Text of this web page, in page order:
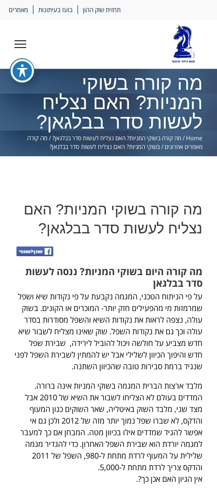
תחזית שוק ההון בועז בעיתונות מאמרים
מה קורה בשוקי
המניות? האם נצליח
לעשות סדר בבלגאן?
Home
/מה קורה בשוקי המניות? האם נצליח לעשות סדר בבלגאן?/
מאמרים אחרונים /
מה קורה
בשוקי המניות? האם נצליח לעשות סדר בבלגאן?
מה קורה בשוקי המניות? האם
נצליח לעשות סדר בבלגאן?
מה קורה היום בשוקי המניות? ננסה לעשות
סדר בבלגאן
על פי הניתוח הטכני, המגמה נקבעת על פי נקודות שיא ושפל
שמרמזות מי מהפעילים חזק יותר- המוכרים או הקונים. בשוק
עולה, נצפה לראות את נקודות השיא והשפל מסודרות בסדר
עולה וכך גם את נקודות השפל. שוק שאינו מצליח לשבור שיא
חדש מצביע על חולשה ויכול להוביל לירידה, שבירת שפל
חדש והיפוך הכיוון לשלילי אבל יש להמתין לשבירת השפל לפני
שנגיד ברמת סבירות טובה שהכיוון השתנה.
מלבד ארצות הברית המגמה בשוקי המניות אינה ברורה.
המדדים בעולם לא הצליחו לשבור את השיא של 2010 אבל
מצד שני, מלבד השוק באיטליה, שאר השוקים כגון המעוף
והדקס, לא שברו שפל נמוך יותר מזה של 2012 ולכן גם אי
אפשר להגיד שמדדים אילו בכיוון מטה. המבחן אם כך למעבר
למגמה יורדת הוא שבירת השפל האחרון. כדי להגדיר מגמה
שלילית על המעוף לרדת מתחת ל-980, השפל של 2011
והדקס צריך לרדת מתחת ל-5,000.
אין הגיון האם אכן כך?.